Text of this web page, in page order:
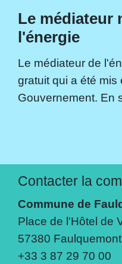
Le médiateur
l'énergie
Le médiateur de
gratuit qui a été mis
Gouvernement. En
Contacter la
Commune de
Place de l'Hôtel de
57380
+33 3 87 29 70 00